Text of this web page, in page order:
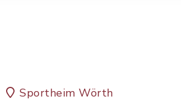
Sportheim Wörth